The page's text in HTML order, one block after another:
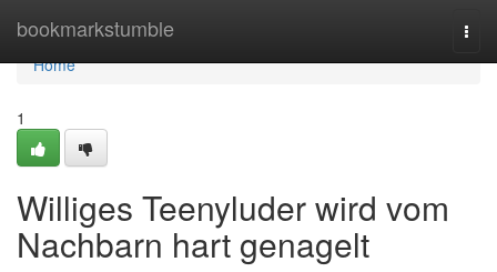
bookmarkstumble
Home
Home
1
Williges Teenyluder wird vom
Nachbarn hart genagelt